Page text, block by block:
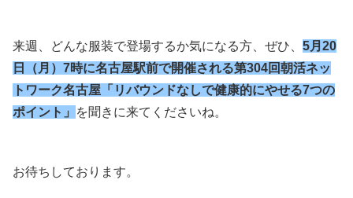
来週、どんな服装で登場するか気になる方、ぜひ、 5月20
日（月）7時に名古屋駅前で開催される第304回朝活ネッ
トワーク名古屋「リバウンドなしで健康的にやせる7つの
ポイント」
を聞きに来てくださいね。
お待ちしております。